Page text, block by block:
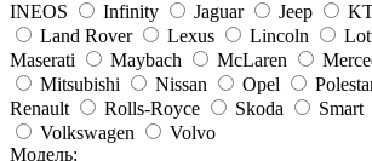
INEOS
Infinity Jaguar Jeep
Land Rover
Lexus Lincoln
Maserati
Maybach McLaren
Mitsubishi
Nissan Opel
Renault
Rolls-Royce Skoda Smart
Volkswagen
Volvo
Модель: